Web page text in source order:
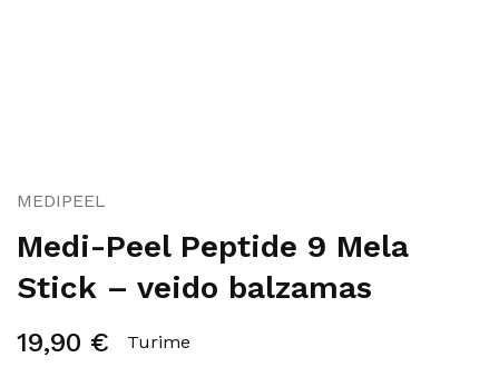
MEDIPEEL
Medi-Peel Peptide 9 Mela
Stick – veido balzamas
19,90 € Turime